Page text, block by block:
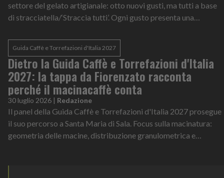
settore del gelato artigianale: otto nuovi gusti, ma tutti a base
di stracciatella/‘Straccia tutti’. Ogni gusto presenta una
Guida Caffè e Torrefazioni d'Italia 2027
Dietro la Guida Caffè e Torrefazioni d'Italia
2027: la tappa da Fiorenzato racconta
perché il macinacaffè conta
30 luglio 2026 | Redazione
Il panel della Guida Caffè e Torrefazioni d'Italia 2027 prosegue
il suo percorso a Santa Maria di Sala. Focus sulla macinatura:
geometria delle macine, distribuzione granulometrica e